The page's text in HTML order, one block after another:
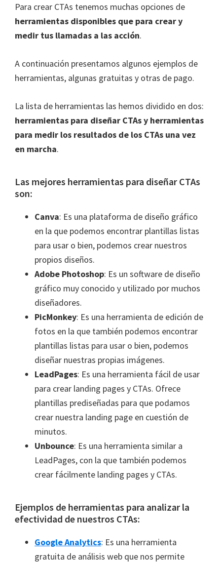
Para crear CTAs tenemos muchas opciones de
herramientas disponibles que para crear y
medir tus llamadas a las acción.
A continuación presentamos algunos ejemplos de
herramientas, algunas gratuitas y otras de pago.
La lista de herramientas las hemos dividido en dos:
herramientas para diseñar CTAs y herramientas
para medir los resultados de los CTAs una vez
en marcha.
Las mejores herramientas para diseñar CTAs
son:
Canva: Es una plataforma de diseño gráfico
en la que podemos encontrar plantillas listas
para usar o bien, podemos crear nuestros
propios diseños.
Adobe Photoshop: Es un software de diseño
gráfico muy conocido y utilizado por muchos
diseñadores.
PicMonkey: Es una herramienta de edición de
fotos en la que también podemos encontrar
plantillas listas para usar o bien, podemos
diseñar nuestras propias imágenes.
LeadPages: Es una herramienta fácil de usar
para crear landing pages y CTAs. Ofrece
plantillas prediseñadas para que podamos
crear nuestra landing page en cuestión de
minutos.
Unbounce: Es una herramienta similar a
LeadPages, con la que también podemos
crear fácilmente landing pages y CTAs.
Ejemplos de herramientas para analizar la
efectividad de nuestros CTAs:
Google Analytics: Es una herramienta
gratuita de análisis web que nos permite